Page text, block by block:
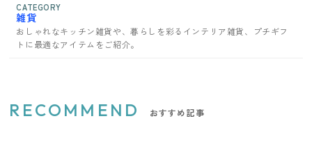
CATEGORY
雑貨
おしゃれなキッチン雑貨や、暮らしを彩るインテリア雑貨、プチギフ
トに最適なアイテムをご紹介。
RECOMMEND おすすめ記事